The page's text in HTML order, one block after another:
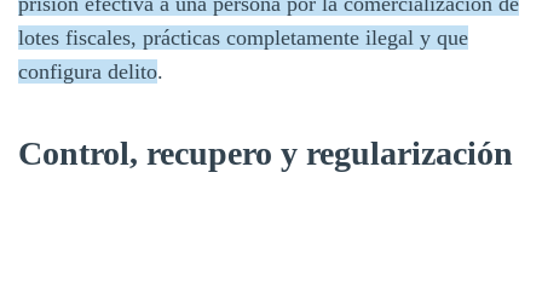
lotes fiscales, prácticas completamente ilegal y que
configura delito.
Control, recupero y regularización